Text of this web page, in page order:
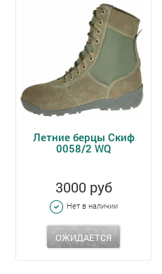
Летние берцы Скиф
0058/2 WQ
3000 руб
Нет в наличии
ОЖИДАЕТСЯ